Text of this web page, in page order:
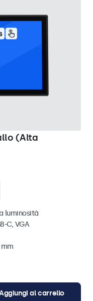
(Alta
luminosità
C, VGA
al carrello